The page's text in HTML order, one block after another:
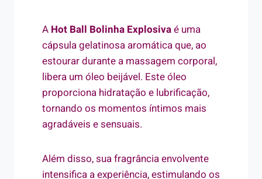
A Hot Ball Bolinha Explosivaé uma
cápsula gelatinosa aromática que, ao
estourar durante a massagem corporal,
libera um óleo beijável. Este óleo
proporciona hidratação e lubrificação,
tornando os momentos íntimos mais
agradáveis e sensuais.
Além disso, sua fragrância envolvente
intensifica a experiência, estimulando os